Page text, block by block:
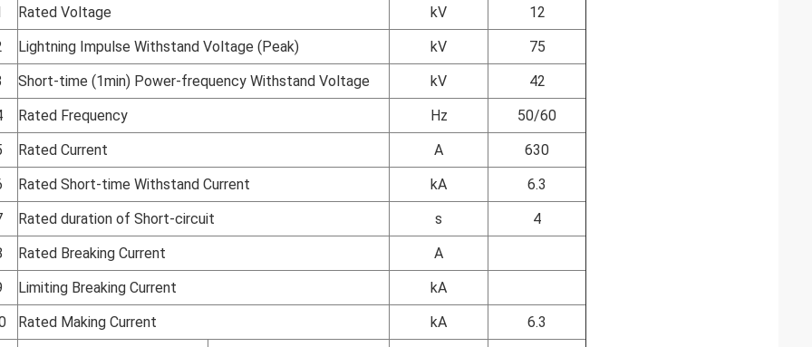
Rated Voltage kV
12
Lightning Impulse Withstand Voltage (Peak) kV
75
Short-time (1min) Power-frequency Withstand Voltage kV
42
Rated Frequency Hz
50/60
Rated Current A
630
Rated Short-time Withstand Current kA
6.3
Rated duration of Short-circuit s
4
Rated Breaking Current
A
Limiting Breaking Current
kA
Rated Making Current kA 6.3